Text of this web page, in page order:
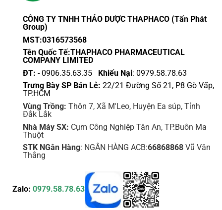
thể
chọn
trang
phẩm
thể
được
trang
phẩm
CÔNG TY TNHH THẢO DƯỢC THAPHACO (Tấn Phát
Group)
MST:0316573568
Tên Quốc Tế:THAPHACO PHARMACEUTICAL
COMPANY LIMITED
ĐT: - 0906.35.63.35 Khiếu Nại: 0979.58.78.63
Trưng Bày SP Bán Lẻ: 22/21 Đường Số 21, P8 Gò Vấp,
TP.HCM
Vùng Trồng: Thôn 7, Xã M'Leo, Huyện Ea súp, Tỉnh
Đắk Lắk
Nhà Máy SX: Cụm Công Nghiệp Tân An, TP.Buôn Ma
Thuột
STK NGân Hàng: NGÂN HÀNG ACB:66868868Vũ Văn
Thắng
Zalo: 0979.58.78.63